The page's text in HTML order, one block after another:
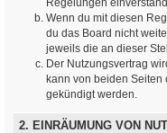
Regelungen
Wenn du mit diesen
du das Board nicht
jeweils die an dieser
Der Nutzungsvertrag
kann von beiden
gekündigt werden.
2. EINRÄUMUNG VON